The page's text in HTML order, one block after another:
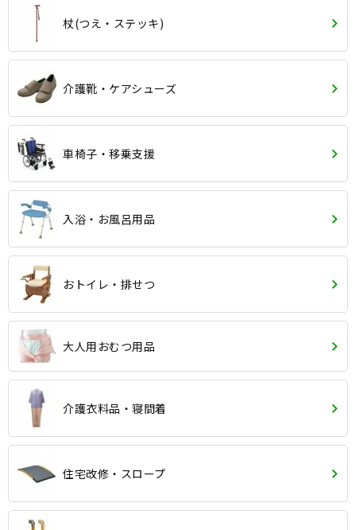
杖(つえ・ステッキ)
介護靴・ケアシューズ
車椅子・移乗支援
入浴・お風呂用品
おトイレ・排せつ
大人用おむつ用品
介護衣料品・寝間着
住宅改修・スロープ